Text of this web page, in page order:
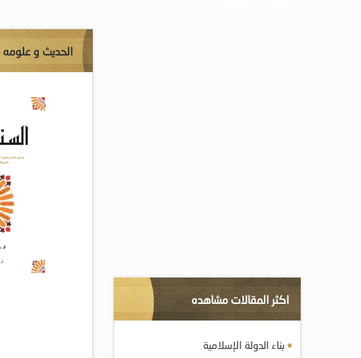
الحديث و علومه
اكثر المقالات مشاهده
بناء الدولة الإسلامية